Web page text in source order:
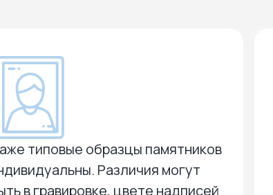
типовые образцы памятников
Различия могут
в гравировке, цвете надписей